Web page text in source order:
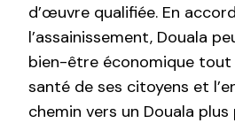
d’œuvre qualifiée. En
l’assainissement, Douala
bien-être économique
santé de ses citoyens et
chemin vers un Douala